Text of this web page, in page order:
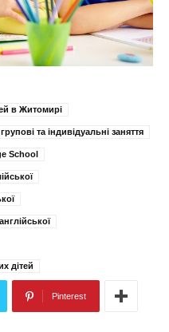
в Житомирі
групові та індивідуальні заняття
School
дітей
Pinterest